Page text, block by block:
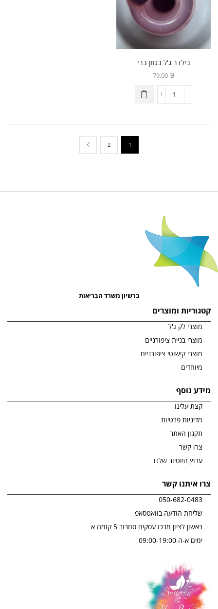
בילדר ג'ל בגוון ברי
79.00 ₪
1
2
ברשיון משרד הבריאות
קטגוריות ומוצרים
מוצרי לק ג'ל
מוצרי בניית ציפורניים
מוצרי קישוטי ציפורניים
מיוחדים
מידע נוסף
קצת עלינו
מדיניות פרטיות
תקנון האתר
צרו קשר
ערוץ היוטיוב שלנו
צרו איתנו קשר
050-682-0483
שליחת הודעה בוואטסאפ
ראשון לציון מרכז עסקים סחרוב 5 קומה א
ימים א-ה 09:00-19:00